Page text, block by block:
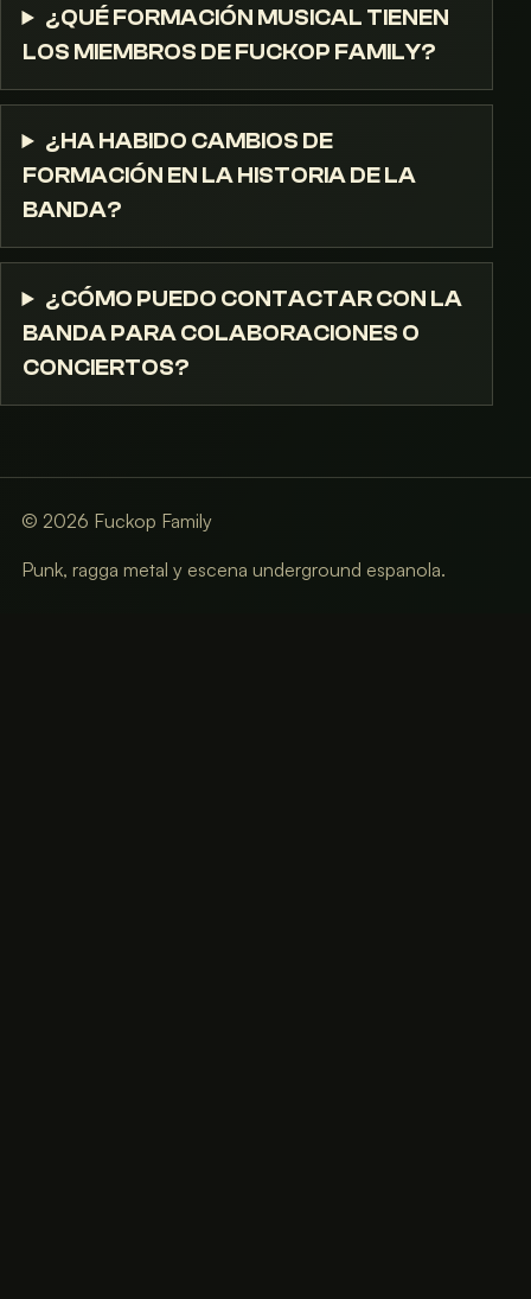
¿QUÉ FORMACIÓN MUSICAL TIENEN
LOS MIEMBROS DE FUCKOP FAMILY?
¿HA HABIDO CAMBIOS DE
FORMACIÓN EN LA HISTORIA DE LA
BANDA?
¿CÓMO PUEDO CONTACTAR CON LA
BANDA PARA COLABORACIONES O
CONCIERTOS?
© 2026 Fuckop Family
Punk, ragga metal y escena underground espanola.